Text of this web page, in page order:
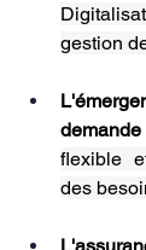
gestion
flexible
des